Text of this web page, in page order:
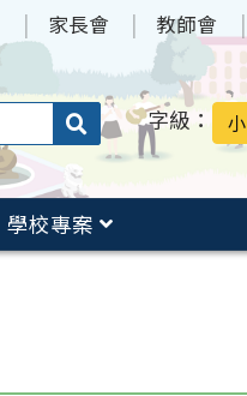
家長會 教師會
搜
送出 字級： 小
學校專案